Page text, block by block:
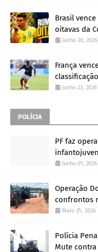
Brasil
oitavas da
Junho 30, 2026
França
Junho 23, 2026
POLÍCIA
PF faz
Junho 01, 2026
Operação
confrontos
Maio 25, 2026
Polícia
Mute